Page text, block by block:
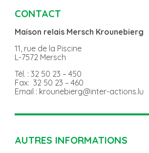
CONTACT
Maison relais Mersch Krounebierg
11, rue de la Piscine
L-7572 Mersch
Tél. : 32 50 23 – 450
Fax: 32 50 23 – 460
Email : krounebierg@inter-actions.lu
AUTRES INFORMATIONS